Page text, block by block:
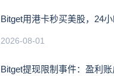
Bitget用港卡秒买美股，24
2026-08-01
Bitget提现限制事件：盈利